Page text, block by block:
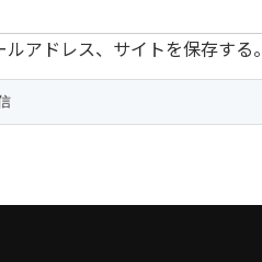
アドレス、サイトを保存する。